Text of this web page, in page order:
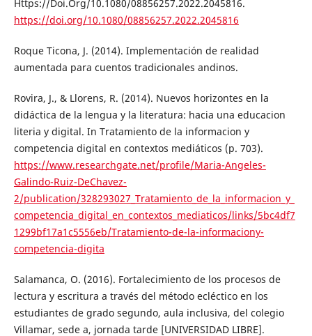
Https://Doi.Org/10.1080/08856257.2022.2045816.
https://doi.org/10.1080/08856257.2022.2045816
Roque Ticona, J. (2014). Implementación de realidad
aumentada para cuentos tradicionales andinos.
Rovira, J., & Llorens, R. (2014). Nuevos horizontes en la
didáctica de la lengua y la literatura: hacia una educacion
literia y digital. In Tratamiento de la informacion y
competencia digital en contextos mediáticos (p. 703).
https://www.researchgate.net/profile/Maria-Angeles-
Galindo-Ruiz-DeChavez-
2/publication/328293027_Tratamiento_de_la_informacion_y_
competencia_digital_en_contextos_mediaticos/links/5bc4df7
1299bf17a1c5556eb/Tratamiento-de-la-informaciony-
competencia-digita
Salamanca, O. (2016). Fortalecimiento de los procesos de
lectura y escritura a través del método ecléctico en los
estudiantes de grado segundo, aula inclusiva, del colegio
Villamar, sede a, jornada tarde [UNIVERSIDAD LIBRE].